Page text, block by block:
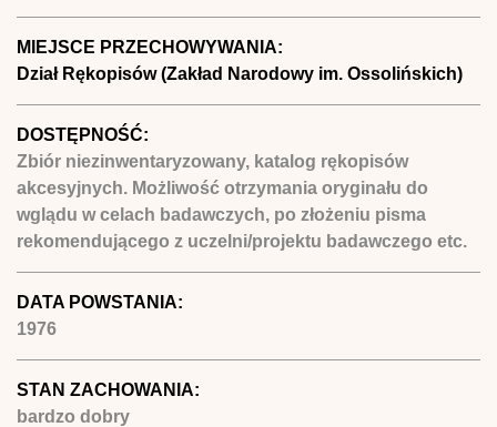
MIEJSCE PRZECHOWYWANIA:
Dział Rękopisów (Zakład Narodowy im. Ossolińskich)
DOSTĘPNOŚĆ:
Zbiór niezinwentaryzowany, katalog rękopisów
akcesyjnych. Możliwość otrzymania oryginału do
wglądu w celach badawczych, po złożeniu pisma
rekomendującego z uczelni/projektu badawczego etc.
DATA POWSTANIA:
1976
STAN ZACHOWANIA:
bardzo dobry